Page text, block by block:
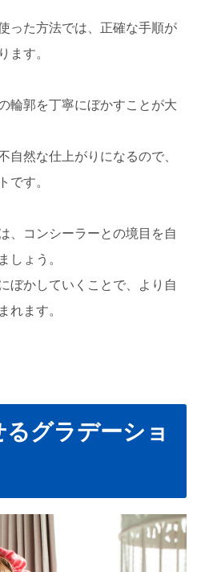
った方法では、正確な手順が
ます。
輪郭を丁寧にぼかすことが大
自然な仕上がりになるので、
です。
、コンシーラーとの境目を自
しょう。
ぼかしていくことで、より自
れます。
グラデーショ